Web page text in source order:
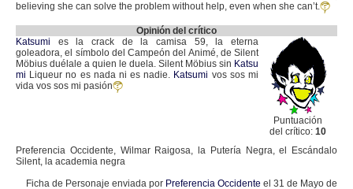
believing she can solve the problem without help, even when she can’t.
Opinión del crítico
Puntuación
del crítico: 10
Katsumi es la crack de la camisa 59, la eterna
goleadora, el símbolo del Campeón del Animé, de Silent
Möbius duélale a quien le duela. Silent Möbius sin Katsu
mi Liqueur no es nada ni es nadie. Katsumi vos sos mi
vida vos sos mi pasión
Preferencia Occidente, Wilmar Raigosa, la Putería Negra, el Escándalo
Silent, la academia negra
Ficha de Personaje enviada por Preferencia Occidente el 31 de Mayo de